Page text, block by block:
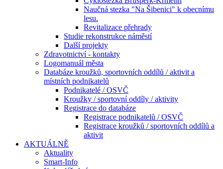
Naučná stezka "Na Šibenici" k obecnímu
lesu.
Revitalizace přehrady
Studie rekonstrukce náměstí
Další projekty
Zdravotnictví - kontakty
Logomanuál města
Databáze kroužků, sportovních oddílů / aktivit a
místních podnikatelů
Podnikatelé / OSVČ
Kroužky / sportovní oddíly / aktivity
Registrace do databáze
Registrace podnikatelů / OSVČ
Registrace kroužků / sportovních oddílů a
aktivit
AKTUÁLNĚ
Aktuality
Smart-Info